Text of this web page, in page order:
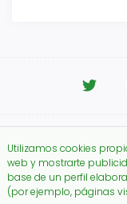
Colegio
Utilizamos cookies
web y mostrarte
base de un perfil
(por ejemplo, páginas